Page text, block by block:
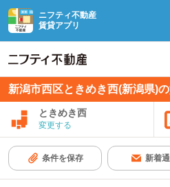
ニフティ不動産
賃貸アプリ
新潟市西区ときめき西(新潟県)
ときめき西
変更する
条件を保存 新着